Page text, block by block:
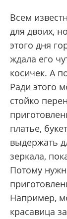
Всем
для двоих,
этого дня
ждала его
косичек. А
Ради этого
стойко
платье,
выдержать
зеркала,
Потому
Например,
красавица